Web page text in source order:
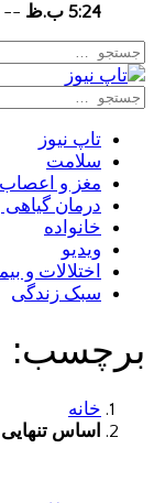
5:24 ب.ظ --
تاپ نیوز
سلامت
مغز و اعصاب
درمان گیاهی
خانواده
ویدیو
اختلالات و
سبک زندگی
برچسب:
خانه
اساس تنهایی